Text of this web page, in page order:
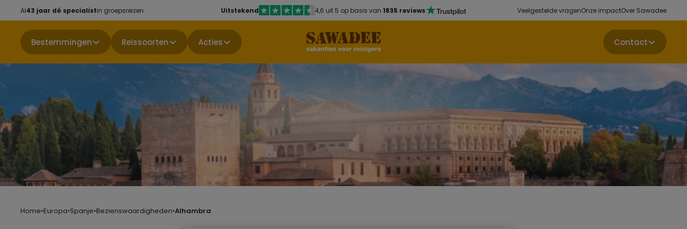
Al43 jaar dé specialistin groepsreizen Uitstekend 4,6 uit 5 op basis van 1835 reviews Veelgestelde vragenOnze impactOver Sawadee
Bestemmingen Reissoorten Acties Contact
Home•Europa•Spanje•Bezienswaardigheden•Alhambra